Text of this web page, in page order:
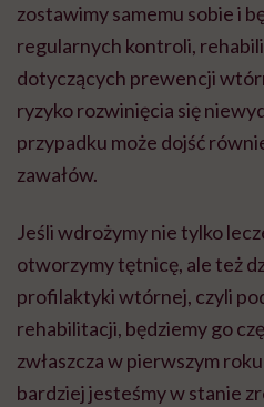
zostawimy samemu sobie i
regularnych kontroli,
dotyczących prewencji
ryzyko rozwinięcia się
przypadku może dojść
zawałów.
Jeśli wdrożymy nie tylko
otworzymy tętnicę, ale też
profilaktyki wtórnej, czyli
rehabilitacji, będziemy go
zwłaszcza w pierwszym
bardziej jesteśmy w stanie